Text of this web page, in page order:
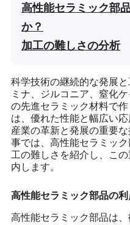
高性能セラミック部
か？
加工の難しさの分析
科学技術の継続的な発展
ミナ、ジルコニア、窒化
の先進セラミック材料で
は、優れた性能と幅広い
産業の革新と発展の重要
事では、高性能セラミッ
工の難しさを紹介し、こ
内します。
高性能セラミック部品の利
高性能セラミック部品は